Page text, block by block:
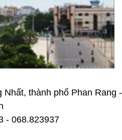
thành phố Phan Rang -
- 068.823937